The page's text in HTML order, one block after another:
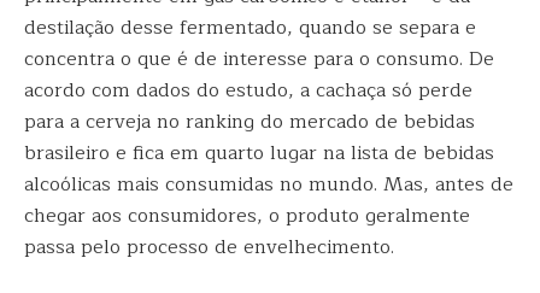
destilação desse fermentado, quando se separa e
concentra o que é de interesse para o consumo. De
acordo com dados do estudo, a cachaça só perde
para a cerveja no ranking do mercado de bebidas
brasileiro e fica em quarto lugar na lista de bebidas
alcoólicas mais consumidas no mundo. Mas, antes de
chegar aos consumidores, o produto geralmente
passa pelo processo de envelhecimento.